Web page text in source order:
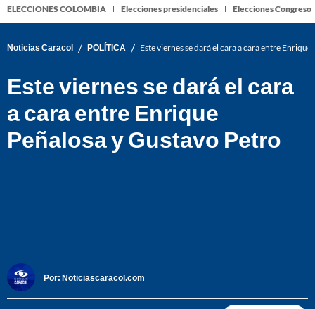
ELECCIONES COLOMBIA Elecciones presidenciales Elecciones Congreso
Noticias Caracol / POLÍTICA / Este viernes se dará el cara a cara entre
Este viernes se dará el cara
a cara entre Enrique
Peñalosa y Gustavo Petro
Por: Noticiascaracol.com